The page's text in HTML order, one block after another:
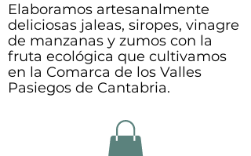
Elaboramos artesanalmente
deliciosas jaleas, siropes, vinagre
de manzanas y zumos con la
fruta ecológica que cultivamos
en la Comarca de los Valles
Pasiegos de Cantabria.